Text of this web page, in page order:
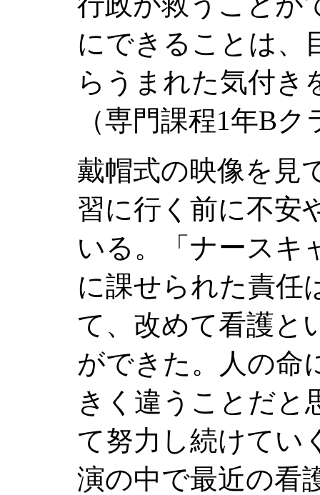
にできることは、
らうまれた気付き
（専門課程1年B
戴帽式の映像を見
習に行く前に不安
いる。「ナースキ
に課せられた責任
て、改めて看護と
ができた。人の命
きく違うことだと
て努力し続けてい
演の中で最近の看